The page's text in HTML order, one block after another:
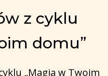
z cyklu
domu”
„Magia w Twoim